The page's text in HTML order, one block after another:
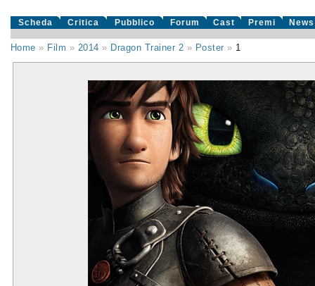
Scheda Critica Pubblico Forum Cast Premi News
Home » Film » 2014 » Dragon Trainer 2 » Poster » 1